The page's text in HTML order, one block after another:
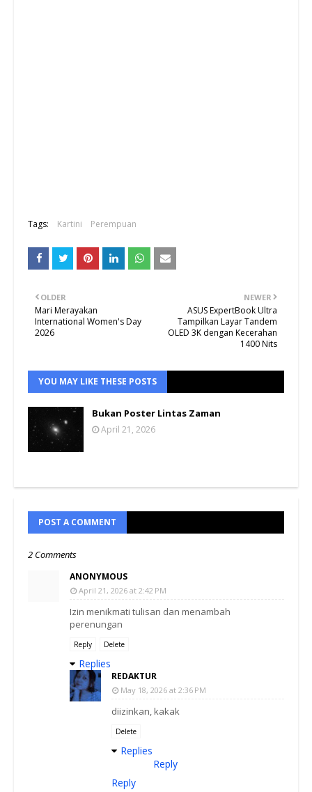
Tags: Kartini Perempuan
NEWER
ASUS ExpertBook Ultra
Tampilkan Layar Tandem
OLED 3K dengan Kecerahan
1400 Nits
OLDER
Mari Merayakan
International Women's Day
2026
YOU MAY LIKE THESE POSTS
Bukan Poster Lintas Zaman
April 21, 2026
POST A COMMENT
2 Comments
ANONYMOUS
April 21, 2026 at 2:42 PM
Izin menikmati tulisan dan menambah
perenungan
Reply Delete
Replies
REDAKTUR
May 18, 2026 at 2:36 PM
diizinkan, kakak
Delete
Replies
Reply
Reply